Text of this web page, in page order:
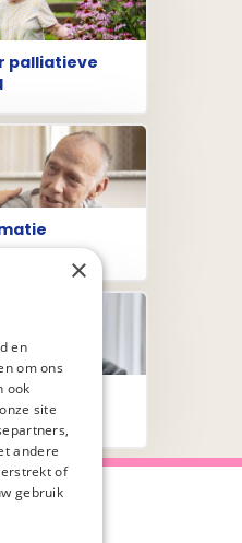
palliatieve
×
en
om ons
ook
site
andere
of
gebruik